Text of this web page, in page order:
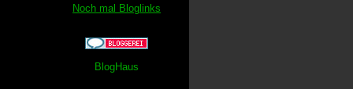
Noch mal Bloglinks